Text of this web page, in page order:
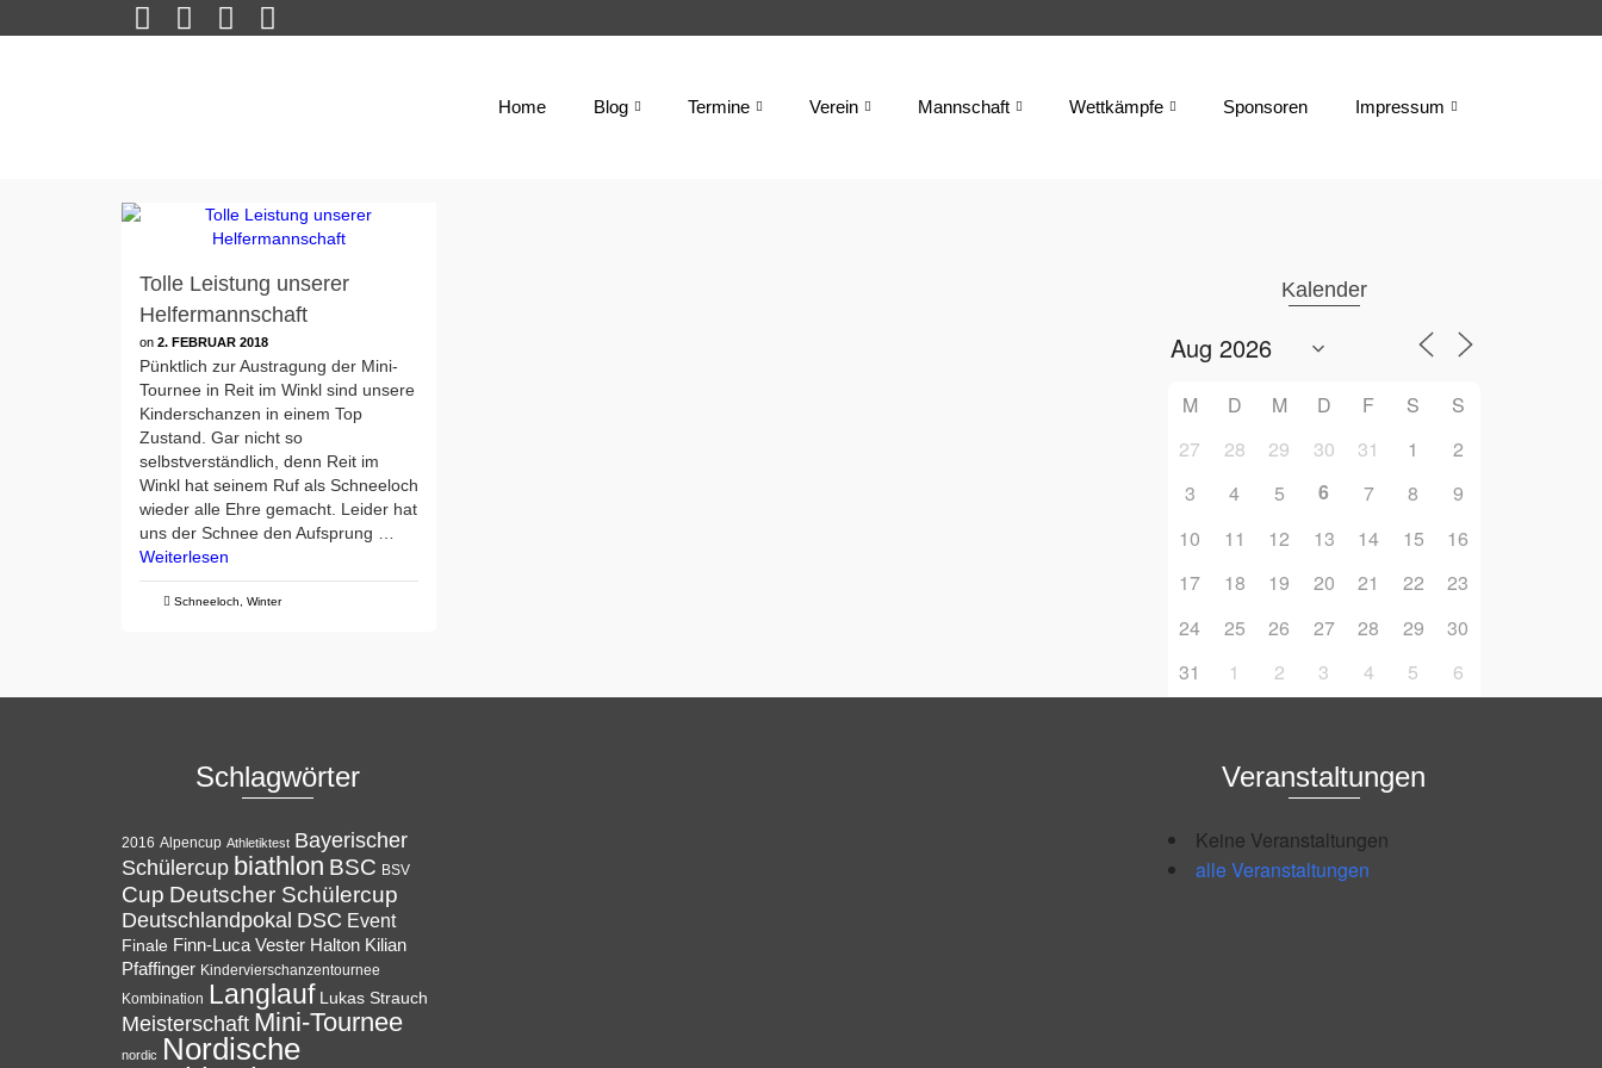
Home Blog Termine Verein Mannschaft Wettkämpfe Sponsoren Impressum
Tolle Leistung unserer
Helfermannschaft
on 2. FEBRUAR 2018
Pünktlich zur Austragung der Mini-
Tournee in Reit im Winkl sind unsere
Kinderschanzen in einem Top
Zustand. Gar nicht so
selbstverständlich, denn Reit im
Winkl hat seinem Ruf als Schneeloch
wieder alle Ehre gemacht. Leider hat
uns der Schnee den Aufsprung …
Weiterlesen
Schneeloch Winter
Kalender
M D M D F S
S
27
28 29 30 31 1
2
3
4 5 6 7 8
9
10
11 12 13 14 15
16
17
18 19 20 21 22
23
24
25 26 27 28 29
30
31
1 2 3 4 5 6
Schlagwörter
2016 Alpencup Athletiktest Bayerischer
Schülercup biathlon BSC BSV
Cup Deutscher Schülercup
Deutschlandpokal DSC Event
Finale Finn-Luca Vester Halton Kilian
Pfaffinger Kindervierschanzentournee
Kombination Langlauf Lukas Strauch
Meisterschaft Mini-Tournee
nordic Nordische
Veranstaltungen
Keine Veranstaltungen
alle Veranstaltungen